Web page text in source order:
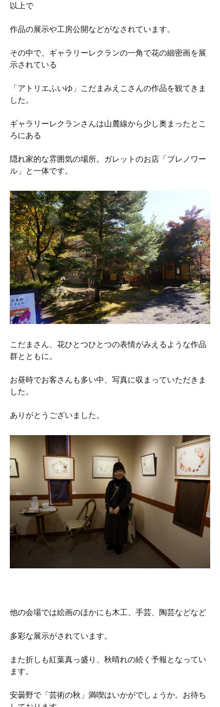
以上で
作品の展示や工房公開などがなされています。
その中で、ギャラリーレクランの一角で花の細密画を展
示されている
「アトリエふいゆ」こだまみえこさんの作品を観てきま
した。
ギャラリーレクランさんは山麓線から少し奥まったとこ
ろにある
隠れ家的な雰囲気の場所。ガレットのお店「ブレノワー
ル」と一体です。
こだまさん、花ひとつひとつの表情がみえるような作品
群とともに。
お昼時でお客さんも多い中、写真に収まっていただきま
した。
ありがとうございました。
他の会場では絵画のほかにも木工、手芸、陶芸などなど
多彩な展示がされています。
また折しも紅葉真っ盛り、秋晴れの続く予報となってい
ます。
安曇野で「芸術の秋」満喫はいかがでしょうか。お待ち